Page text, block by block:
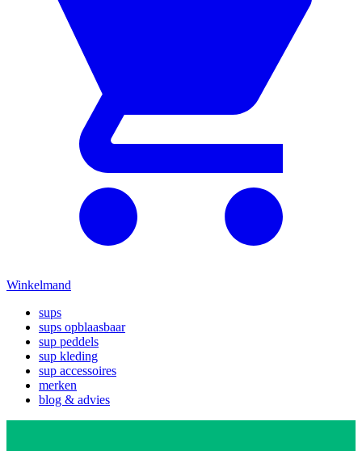
Winkelmand
sups
sups opblaasbaar
sup peddels
sup kleding
sup accessoires
merken
blog & advies